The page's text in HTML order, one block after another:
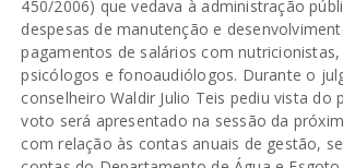
450/2006) que vedava à administração
despesas de manutenção e
pagamentos de salários com
psicólogos e fonoaudiólogos. Durante o
conselheiro Waldir Julio Teis pediu vista do
voto será apresentado na sessão da
com relação às contas anuais de gestão,